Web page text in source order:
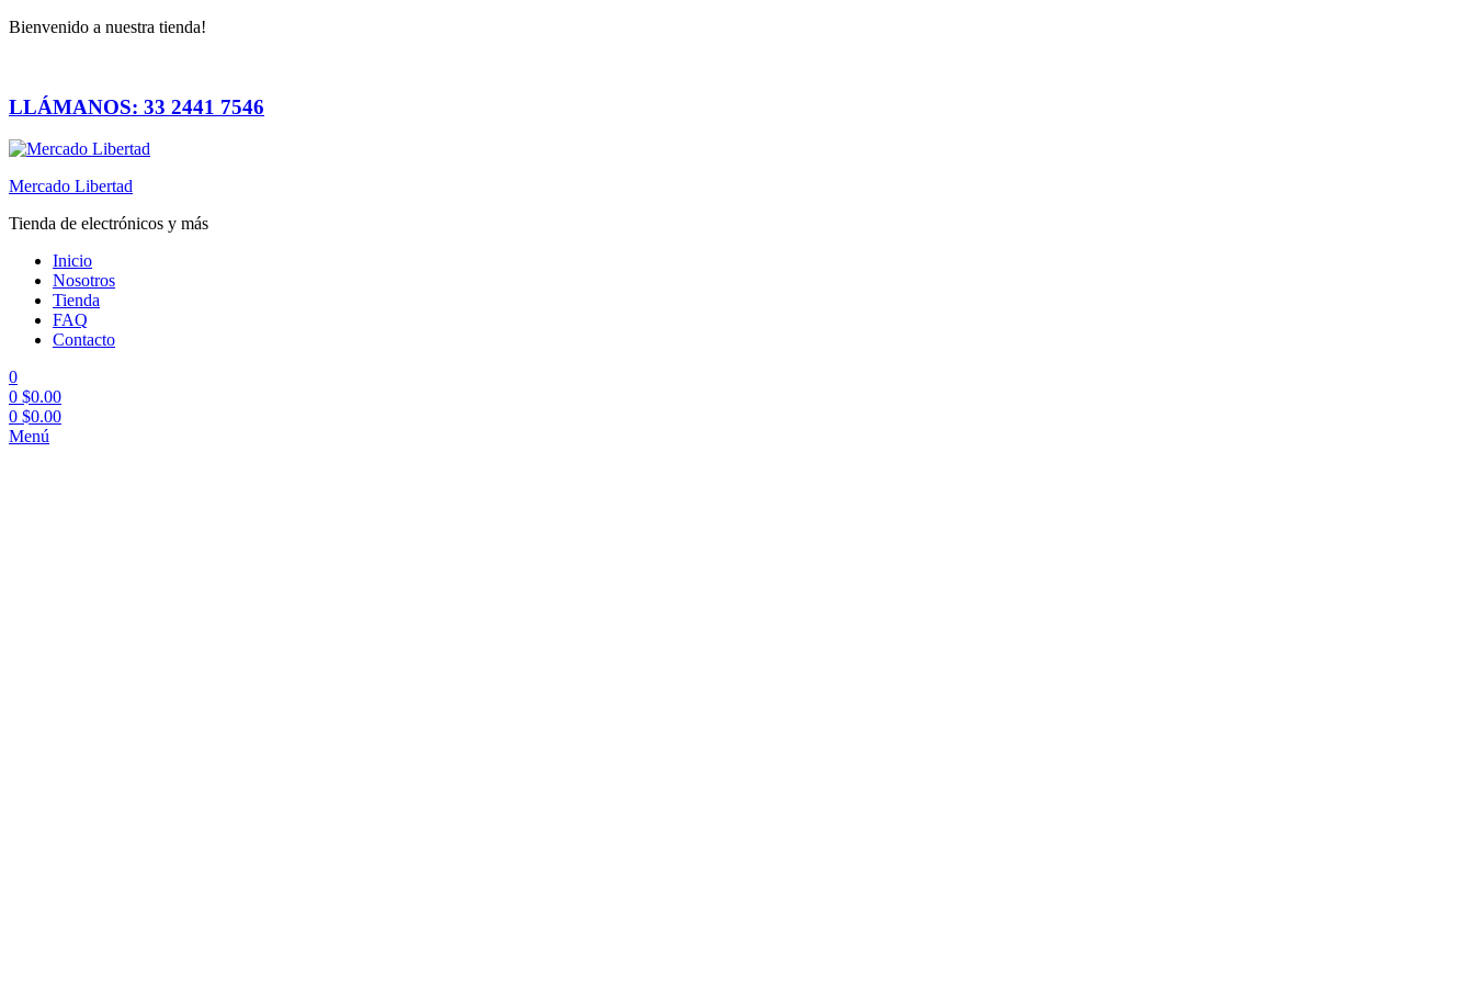
Bienvenido a nuestra tienda!
LLÁMANOS: 33 2441 7546
Mercado Libertad
Tienda de electrónicos y más
Inicio
Nosotros
Tienda
FAQ
Contacto
0
0 $0.00
0 $0.00
Menú